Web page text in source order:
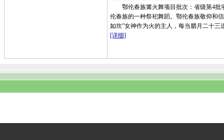
鄂伦春族篝火舞项目批次：省级第4批
伦春族的一种祭祀舞蹈。鄂伦春族敬仰和
如坎”女神作为火的主人，每当腊月二十
[详细]